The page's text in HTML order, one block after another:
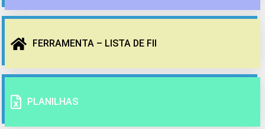
FERRAMENTA – LISTA DE FII
PLANILHAS